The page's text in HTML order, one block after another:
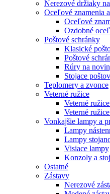
Nerezové držiaky
Oceľové znamenia
Oceľové
Ozdobné
Poštové schránky
Klasické
Poštové
Rúry na
Stojace
Teplomery a zvonce
Veterné ružice
Veterné
Veterné
Vonkajšie lampy a
Lampy
Lampy
Visiace lampy
Konzoly a
Ostatné
Zástavy
Nerezové